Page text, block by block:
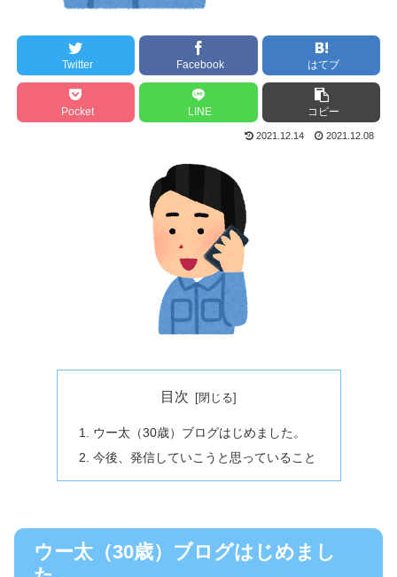
Twitter Facebook はてブ
Pocket LINE コピー
2021.12.14 2021.12.08
目次
ウー太（30歳）ブログはじめました。
今後、発信していこうと思っていること
ウー太（30歳）ブログはじめまし